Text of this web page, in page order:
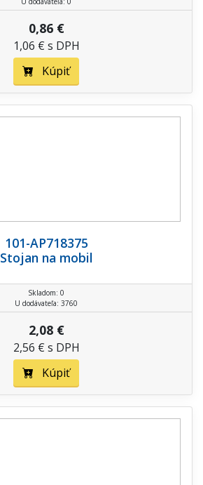
0,86 €
1,06 € s DPH
Kúpiť
101-AP718375
Stojan na mobil
Skladom: 0
U dodávateľa: 3760
2,08 €
2,56 € s DPH
Kúpiť